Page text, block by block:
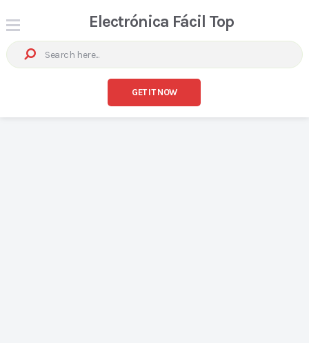
Electrónica Fácil Top
GET IT NOW